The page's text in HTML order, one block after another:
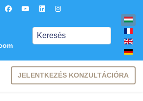
Keresés
JELENTKEZÉS KONZULTÁCIÓRA